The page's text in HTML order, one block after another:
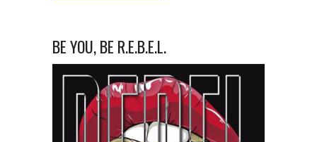
BE YOU, BE R.E.B.E.L.